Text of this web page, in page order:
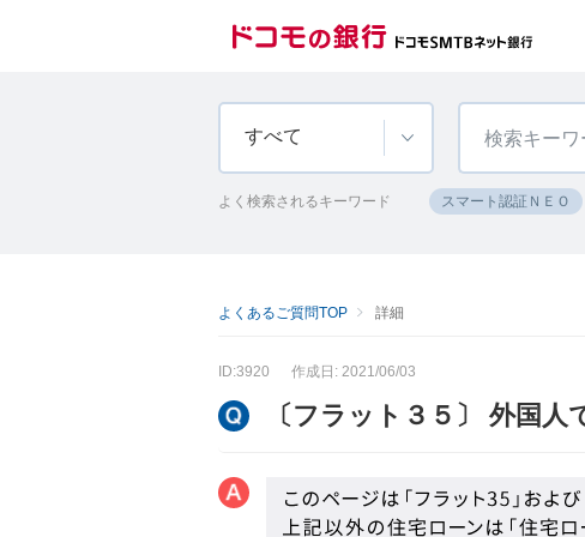
すべて
よく検索されるキーワード スマート認証ＮＥＯ
よくあるご質問TOP 詳細
ID:3920 作成日: 2021/06/03
〔フラット３５〕 外国